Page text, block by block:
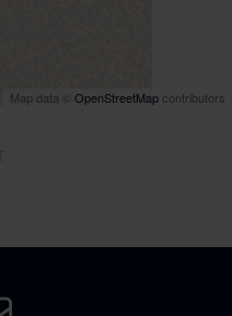
Map data © OpenStreetMap contributors